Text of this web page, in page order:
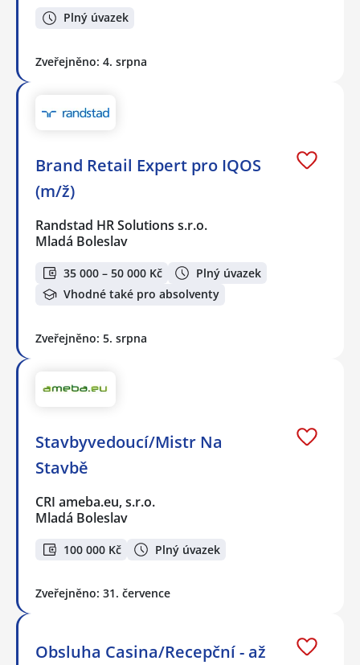
Plný úvazek
Zveřejněno: 4. srpna
Brand Retail Expert pro IQOS
(m/ž)
Randstad HR Solutions s.r.o.
Mladá Boleslav
35 000 – 50 000 Kč
Plný úvazek
Vhodné také pro absolventy
Zveřejněno: 5. srpna
Stavbyvedoucí/Mistr Na
Stavbě
CRI ameba.eu, s.r.o.
Mladá Boleslav
100 000 Kč Plný úvazek
Zveřejněno: 31. července
Obsluha Casina/Recepční - až